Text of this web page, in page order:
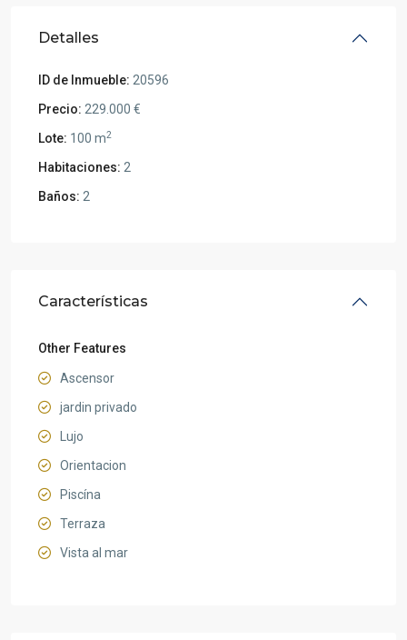
Detalles
ID de Inmueble: 20596
Precio: 229.000 €
Lote: 100 m2
Habitaciones: 2
Baños: 2
Características
Other Features
Ascensor
jardin privado
Lujo
Orientacion
Piscína
Terraza
Vista al mar